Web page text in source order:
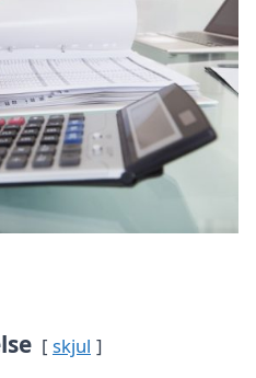
skjul